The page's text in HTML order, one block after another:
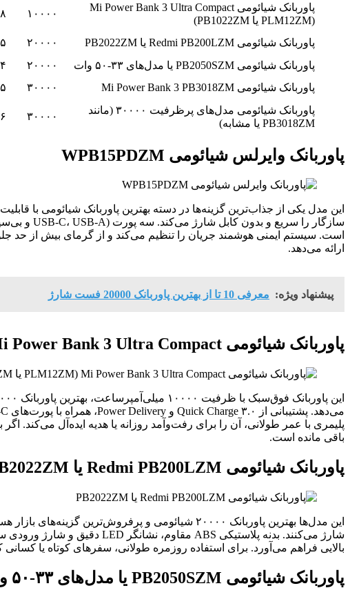
پاوربانک شیائومی Mi Power Bank 3 Ultra Compact
(PLM12ZM یا PB1022ZM)
۱۰۰۰۰ ۱.۸
پاوربانک شیائومی Redmi PB200LZM یا PB2022ZM
۲۰۰۰۰ ۳.۵
پاوربانک شیائومی PB2050SZM یا مدل‌های ۳۳-۵۰ وات
۲۰۰۰۰ ۴ تا ۵ بار (با سرعت بالاتر)
پاوربانک شیائومی Mi Power Bank 3 PB3018ZM
۳۰۰۰۰ ۵.۵
پاوربانک شیائومی مدل‌های پرظرفیت ۳۰۰۰۰ (مانند
PB3018ZM یا مشابه)
۳۰۰۰۰ ۶ تا ۷.۵ بار (لپ‌تاپ محدود)
پاوربانک وایرلس شیائومی WPB15PDZM
است. سیستم ایمنی هوشمند جریان را تنظیم می‌کند و از گرمای بیش از حد
ارائه می‌دهد.
پیشنهاد ویژه: معرفی 10 تا از بهترین پاوربانک 20000 فست شارژ
پاوربانک شیائومی Mi Power Bank 3 Ultra Compact (PLM12ZM یا PB1022ZM)
پلیمری با عمر طولانی، آن را برای رفت‌وآمد روزانه یا هدیه ایده‌آل می‌کند.
باقی مانده است.
پاوربانک شیائومی Redmi PB200LZM یا PB2022ZM
بالایی فراهم می‌آورد. برای استفاده روزمره طولانی، سفرهای کوتاه یا
پاوربانک شیائومی PB2050SZM یا مدل‌های ۳۳-۵۰ وات